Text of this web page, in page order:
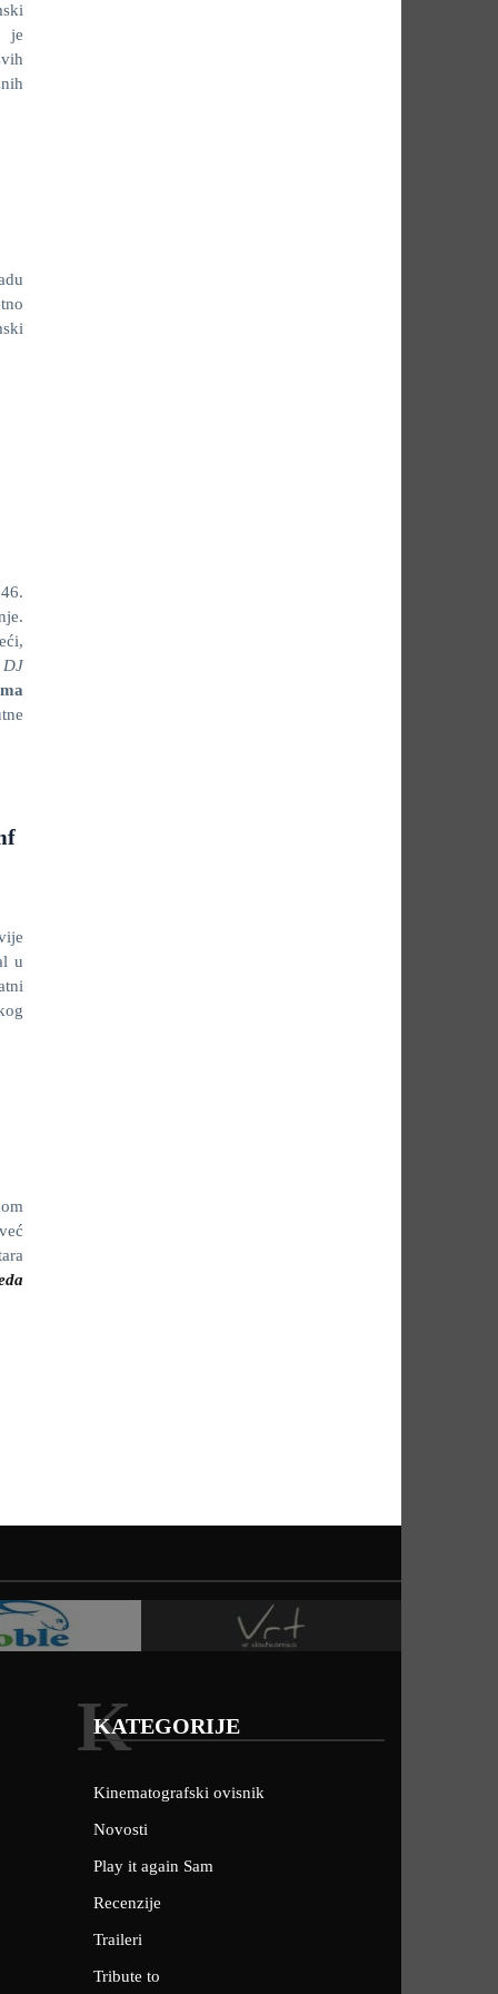
je
DJ
u
KATEGORIJE
K
Kinematografski ovisnik
Novosti
Play it again Sam
Recenzije
Traileri
Tribute to